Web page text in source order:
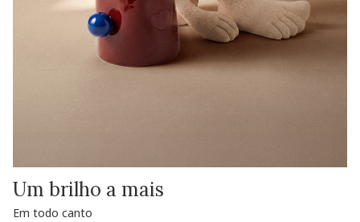
Um brilho a mais
Em todo canto